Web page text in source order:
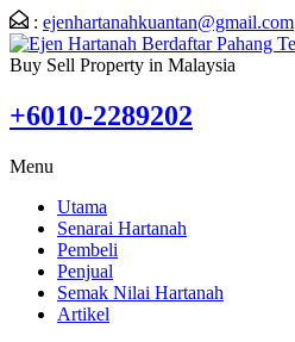
: ejenhartanahkuantan@gmail.com
Buy Sell Property in Malaysia
+6010-2289202
Menu
Utama
Senarai Hartanah
Pembeli
Penjual
Semak Nilai Hartanah
Artikel